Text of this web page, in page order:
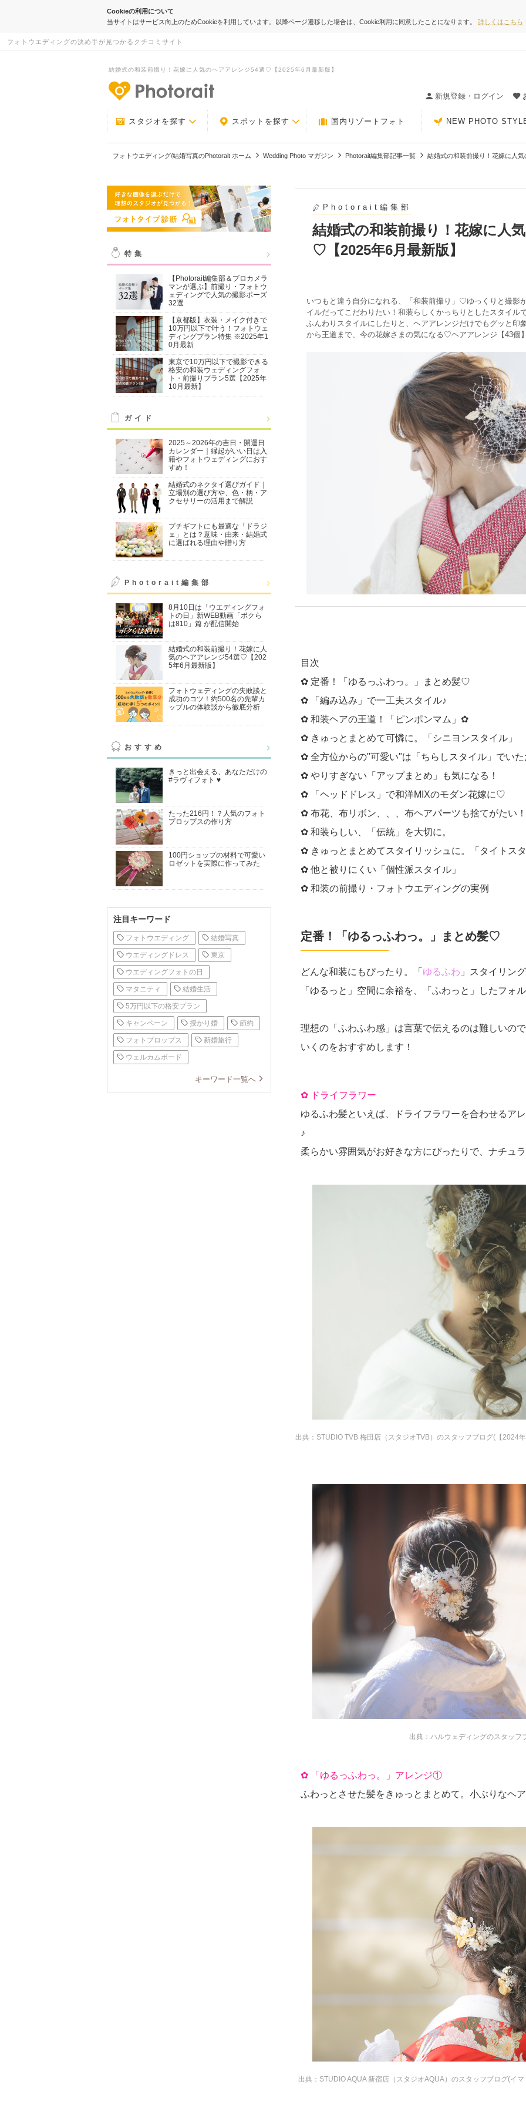
Cookieの利用について
当サイトはサービス向上のためCookieを利用しています。以降ページ遷移した場合は、Cookie利用に同意したことになります。 詳しくはこちら
フォトウエディングの決め手が見つかるクチコミサイト
結婚式の和装前撮り！花嫁に人気のヘアアレンジ54選♡【2025年6月最新版】
新規登録・ログイン
スタジオを探す スポットを探す 国内リゾートフォト NEW PHOTO
フォトウエディング/結婚写真のPhotorait ホーム Wedding Photo マガジン Photorait編集部記事一覧 結婚式の和装前撮り！花嫁に人
特集
【Photorait編集部＆プロカメラ
マンが選ぶ】前撮り・フォトウ
ェディングで人気の撮影ポーズ
32選
【京都版】衣装・メイク付きで
10万円以下で叶う！フォトウェ
ディングプラン特集 ※2025年1
0月最新
東京で10万円以下で撮影できる
格安の和装ウェディングフォ
ト・前撮りプラン5選【2025年
10月最新】
ガイド
2025～2026年の吉日・開運日
カレンダー｜縁起がいい日は入
籍やフォトウェディングにおす
すめ！
結婚式のネクタイ選びガイド｜
立場別の選び方や、色・柄・ア
クセサリーの活用まで解説
プチギフトにも最適な「ドラジ
ェ」とは？意味・由来・結婚式
に選ばれる理由や贈り方
Photorait編集部
8月10日は「ウエディングフォ
トの日」新WEB動画「ボクら
は810」篇 が配信開始
結婚式の和装前撮り！花嫁に人
気のヘアアレンジ54選♡【202
5年6月最新版】
フォトウェディングの失敗談と
成功のコツ！約500名の先輩カ
ップルの体験談から徹底分析
おすすめ
きっと出会える、あなただけの
#ラヴィフォト ♥
たった216円！？人気のフォト
プロップスの作り方
100円ショップの材料で可愛い
ロゼットを実際に作ってみた
注目キーワード
フォトウエディング 結婚写真
ウエディングドレス 東京
ウエディングフォトの日
マタニティ 結婚生活
5万円以下の格安プラン
キャンペーン 授かり婚 節約
フォトプロップス 新婚旅行
ウェルカムボード
キーワード一覧へ
Photorait編集部
結婚式の和装前撮り！花嫁に人
♡【2025年6月最新版】
いつもと違う自分になれる、「和装前撮り」♡ゆっくりと撮影
イルだってこだわりたい！和装らしくかっちりとしたスタイル
ふんわりスタイルにしたりと、ヘアアレンジだけでもグッと印
から王道まで、今の花嫁さまの気になる♡ヘアアレンジ【43個
目次
✿ 定番！「ゆるっふわっ。」まとめ髪♡
✿ 「編み込み」で一工夫スタイル♪
✿ 和装ヘアの王道！「ピンポンマム」✿
✿ きゅっとまとめて可憐に。「シニヨンスタイル」
✿ 全方位からの"可愛い"は「ちらしスタイル」でい
✿ やりすぎない「アップまとめ」も気になる！
✿ 「ヘッドドレス」で和洋MIXのモダン花嫁に♡
✿ 布花、布リボン、、、布ヘアパーツも捨てがたい！
✿ 和装らしい、「伝統」を大切に。
✿ きゅっとまとめてスタイリッシュに。「タイトス
✿ 他と被りにくい「個性派スタイル」
✿ 和装の前撮り・フォトウエディングの実例
定番！「ゆるっふわっ。」まとめ髪♡
どんな和装にもぴったり。「 ゆるふわ 」スタイリン
「ゆるっと」空間に余裕を、「ふわっと」したフ
理想の「ふわふわ感」は言葉で伝えるのは難しいの
いくのをおすすめします！
✿ ドライフラワー
ゆるふわ髪といえば、ドライフラワーを合わせるア
♪
柔らかい雰囲気がお好きな方にぴったりで、ナチュ
出典： STUDIO TVB 梅田店（スタジオTVB）のスタッフブログ(【
出典： ハルウェディングのスタッフ
✿ 「ゆるっふわっ。」アレンジ①
ふわっとさせた髪をきゅっとまとめて。小ぶりなヘ
出典： STUDIO AQUA 新宿店（スタジオAQUA）のスタッフブログ(イ